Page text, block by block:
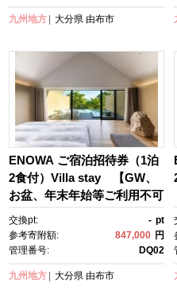
気 おすすめ 大分県 由布市 C
九州地方 大分県 由布市
ENOWA ご宿泊招待券（1泊
2食付）Villa stay 【GW、
お盆、年末年始等ご利用不可
日有】＜2023年6月8日開業
＞ | 宿泊券 宿泊 旅行券 温
泉 観光 旅行 ホテル 旅館 ク
ーポン トラベル ゆふいん 人
交換pt: - pt
参考寄附額:
847,000 円
管理番号:
DQ02
九州地方 大分県 由布市